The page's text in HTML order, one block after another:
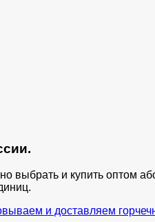
выбрать и купить оптом
и доставляем